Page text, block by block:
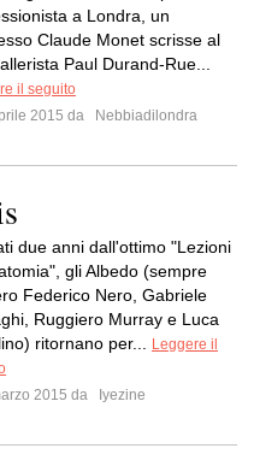
a Londra, un
Claude Monet scrisse al
Paul Durand-Rue...
il seguito
2015 da
Nebbiadilondra
due anni dall'ottimo "Lezioni
gli Albedo (sempre
Federico Nero, Gabriele
Ruggiero Murray e Luca
ritornano per...
Leggere il
2015 da
Iyezine